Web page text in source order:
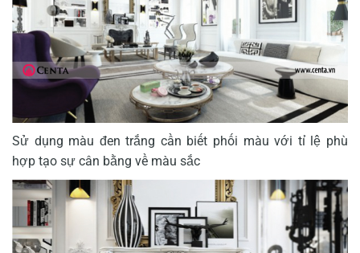
Sử dụng màu đen trắng cần biết phối màu với tỉ lệ phù
hợp tạo sự cân bằng về màu sắc